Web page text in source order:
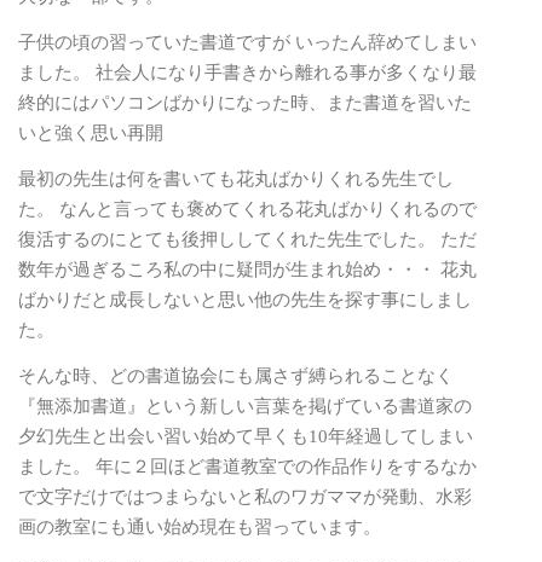
子供の頃の習っていた書道ですが いったん辞めてしまい
ました。 社会人になり手書きから離れる事が多くなり最
終的にはパソコンばかりになった時、また書道を習いた
いと強く思い再開
最初の先生は何を書いても花丸ばかりくれる先生でし
た。 なんと言っても褒めてくれる花丸ばかりくれるので
復活するのにとても後押ししてくれた先生でした。 ただ
数年が過ぎるころ私の中に疑問が生まれ始め・・・ 花丸
ばかりだと成長しないと思い他の先生を探す事にしまし
た。
そんな時、どの書道協会にも属さず縛られることなく
『無添加書道』という新しい言葉を掲げている書道家の
夕幻先生と出会い習い始めて早くも10年経過してしまい
ました。 年に２回ほど書道教室での作品作りをするなか
で文字だけではつまらないと私のワガママが発動、水彩
画の教室にも通い始め現在も習っています。